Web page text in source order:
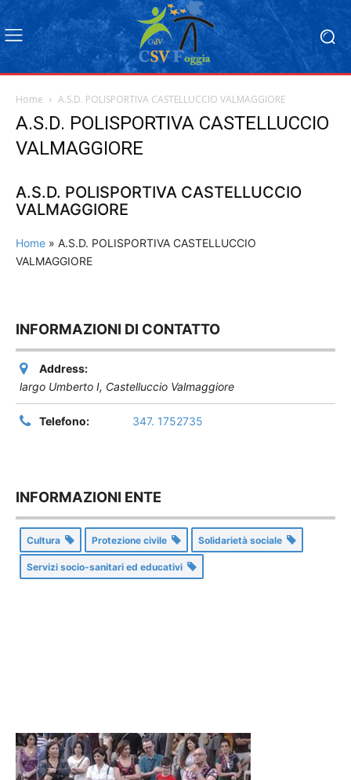
Home A.S.D. POLISPORTIVA CASTELLUCCIO VALMAGGIORE
A.S.D. POLISPORTIVA CASTELLUCCIO
VALMAGGIORE
A.S.D. POLISPORTIVA CASTELLUCCIO
VALMAGGIORE
Home » A.S.D. POLISPORTIVA CASTELLUCCIO
VALMAGGIORE
INFORMAZIONI DI CONTATTO
Address:
largo Umberto I, Castelluccio Valmaggiore
Telefono: 347. 1752735
INFORMAZIONI ENTE
Cultura Protezione civile Solidarietà sociale
Servizi socio-sanitari ed educativi